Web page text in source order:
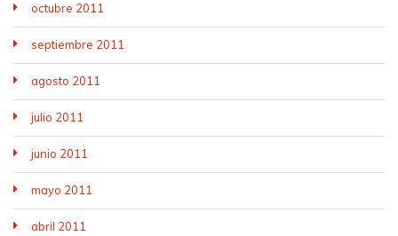
octubre 2011
septiembre 2011
agosto 2011
julio 2011
junio 2011
mayo 2011
abril 2011